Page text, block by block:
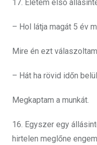
17. Életem első
– Hol látja magát 5 év
Mire én ezt
– Hát ha rövid időn
Megkaptam a munkát.
16. Egyszer egy
hirtelen meglőne